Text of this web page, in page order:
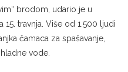
brodom, udario je u
travnja. Više od 1.500 ljudi
čamaca za spašavanje,
vode.